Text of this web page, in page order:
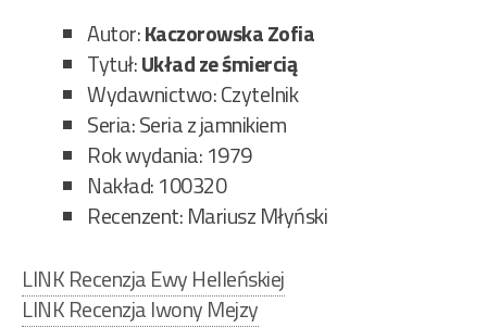
Autor:Kaczorowska Zofia
Tytuł:Układ ze śmiercią
Wydawnictwo: Czytelnik
Seria: Seria z jamnikiem
Rok wydania: 1979
Nakład: 100320
Recenzent: Mariusz Młyński
LINK Recenzja Ewy Helleńskiej
LINK Recenzja Iwony Mejzy